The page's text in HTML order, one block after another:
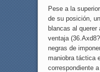
Pese a la
de su posición,
blancas al querer
ventaja
negras de
maniobra táctica
correspondiente